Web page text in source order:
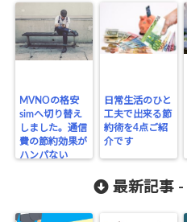
MVNOの格安
simへ切り替え
しました。通信
費の節約効果が
ハンパない
日常生活のひと
工夫で出来る節
約術を4点ご紹
介です
最新記事 -